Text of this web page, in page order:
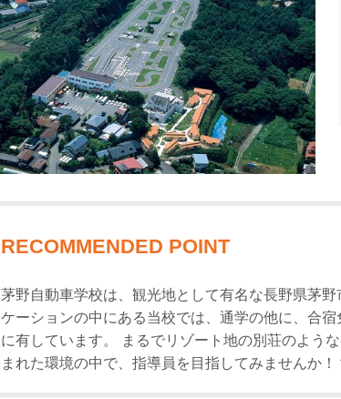
RECOMMENDED POINT
茅野自動車学校は、観光地として有名な長野県茅
ケーションの中にある当校では、通学の他に、合
に有しています。 まるでリゾート地の別荘のよう
まれた環境の中で、指導員を目指してみませんか！